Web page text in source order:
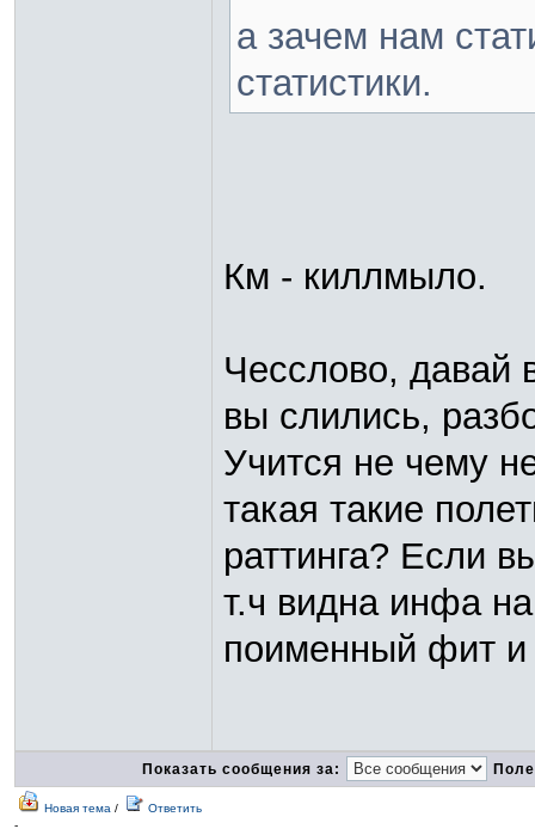
а зачем нам
статистики.
Км - киллмыло.
Чесслово, давай
вы слились,
Учится не чему
такая такие
раттинга? Если
т.ч видна инфа
поименный фит и
Показать сообщения за:
Новая тема /
Ответить
-